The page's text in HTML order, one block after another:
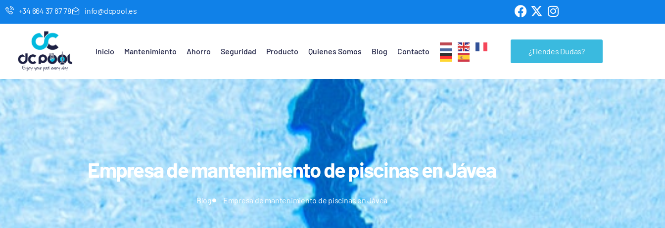
+34 664 37 67 78 info@dcpool.es
Inicio Mantenimiento Ahorro Seguridad Producto Quienes Somos Blog Contacto ¿Tiendes Dudas?
Empresa de mantenimiento de piscinas en Jávea
Blog Empresa de mantenimiento de piscinas en Jávea